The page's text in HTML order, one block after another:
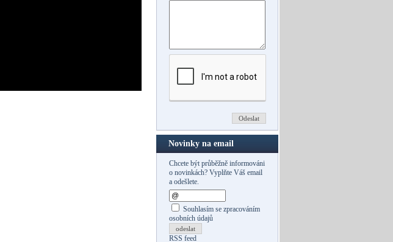
Novinky na email
Chcete být průběžně informováni
o novinkách? Vyplňte Váš email
a odešlete.
Souhlasím se zpracováním
osobních údajů
odeslat
RSS feed